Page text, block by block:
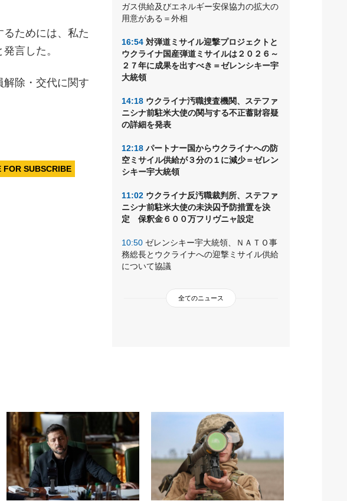
ガス供給及びエネルギー安保協力の拡大の
用意がある＝外相
16:54 対弾道ミサイル迎撃プロジェクトと
ウクライナ国産弾道ミサイルは２０２６～
２７年に成果を出すべき＝ゼレンシキー宇
大統領
14:18 ウクライナ汚職捜査機関、ステファ
ニシナ前駐米大使の関与する不正蓄財容疑
の詳細を発表
12:18 パートナー国からウクライナへの防
空ミサイル供給が３分の１に減少＝ゼレン
シキー宇大統領
11:02 ウクライナ反汚職裁判所、ステファ
ニシナ前駐米大使の未決囚予防措置を決
定 保釈金６００万フリヴニャ設定
10:50 ゼレンシキー宇大統領、ＮＡＴＯ事
務総長とウクライナへの迎撃ミサイル供給
について協議
全てのニュース
ためには、私た
言した。
解除・交代に関す
FOR SUBSCRIBE